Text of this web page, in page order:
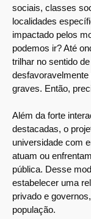
sociais, classes
localidades
impactado pelos
podemos ir? Até
trilhar no sentido
graves. Então,
Além da forte
destacadas, o
universidade com
atuam ou
pública. Desse
estabelecer uma
privado e
população.